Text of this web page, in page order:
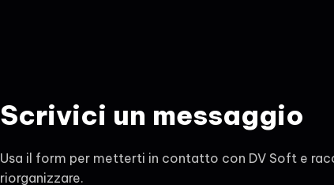
Scrivici un messaggio
Usa il form per metterti in contatto con DV Soft e
riorganizzare.